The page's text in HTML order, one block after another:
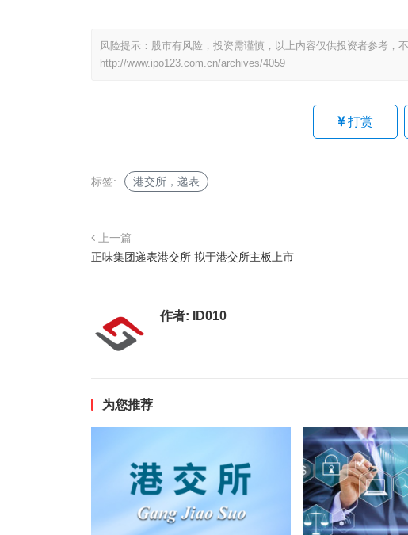
风险提示：股市有风险，投资需谨慎，以上内容仅供投资者参考，
http://www.ipo123.com.cn/archives/4059
打赏
标签: 港交所，递表
上一篇
正味集团递表港交所 拟于港交所主板上市
作者: ID010
为您推荐